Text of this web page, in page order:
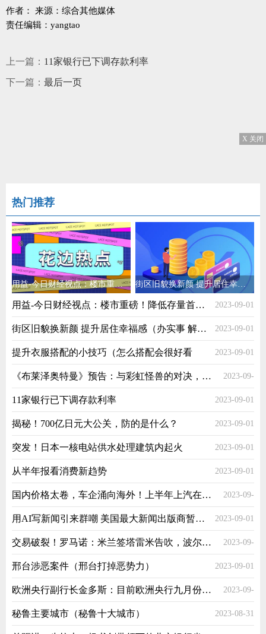
作者： 来源：综合其他媒体
责任编辑：yangtao
上一篇： 11家银行已下调存款利率
下一篇： 最后一页
X 关闭
热门推荐
用益-今日财经视点：楼市重磅！降低存量首套房贷利率！ 街区旧貌换新颜 提升居住幸福感（办实事 解民忧）
用益-今日财经视点：楼市重磅！降低存量首套房贷利率！ 2023-09-01
街区旧貌换新颜 提升居住幸福感（办实事 解民忧） 2023-09-01
提升衣服搭配的小技巧（怎么搭配会很好看 2023-09-01
《布莱泽奥特曼》预告：与彩虹怪兽的对决，阿斯加隆出动新装备 2023-09-
01
11家银行已下调存款利率 2023-09-01
揭秘！700亿日元大公关，防的是什么？ 2023-09-01
突发！日本一核电站供水处理建筑内起火 2023-09-01
从半年报看消费新趋势 2023-09-01
国内价格太卷，车企涌向海外！上半年上汽在海外卖了53万辆 2023-09-
01
用AI写新闻引来群嘲 美国最大新闻出版商暂停相关服务 2023-09-01
交易破裂！罗马诺：米兰签塔雷米告吹，波尔图确认塔雷米留队 2023-09-
01
邢台涉恶案件（邢台打掉恶势力） 2023-09-01
欧洲央行副行长金多斯：目前欧洲央行九月份的决策仍然未确定 2023-09-
01
秘鲁主要城市（秘鲁十大城市） 2023-08-31